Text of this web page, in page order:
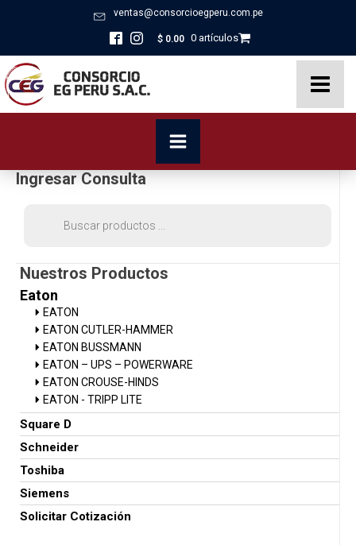
ventas@consorcioegperu.com.pe
$ 0.00 0 artículos
Ingresar Consulta
Nuestros Productos
Eaton
EATON
EATON CUTLER-HAMMER
EATON BUSSMANN
EATON – UPS – POWERWARE
EATON CROUSE-HINDS
EATON - TRIPP LITE
Square D
Schneider
Toshiba
Siemens
Solicitar Cotización